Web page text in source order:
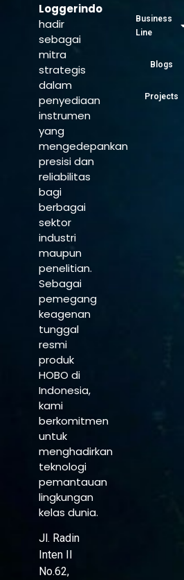
Loggerindo
hadir
sebagai
mitra
strategis
dalam
penyediaan
instrumen
yang
mengedepankan
presisi dan
reliabilitas
bagi
berbagai
sektor
industri
maupun
penelitian.
Sebagai
pemegang
keagenan
tunggal
resmi
produk
HOBO di
Indonesia,
kami
berkomitmen
untuk
menghadirkan
teknologi
pemantauan
lingkungan
kelas dunia.
Jl. Radin
Inten II
No.62,
Business
Line
Blogs
Projects